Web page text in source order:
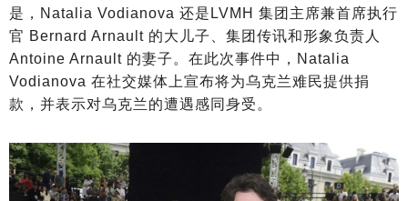
是，Natalia Vodianova 还是LVMH 集团主席兼首席执行
官 Bernard Arnault 的大儿子、集团传讯和形象负责人
Antoine Arnault 的妻子。在此次事件中，Natalia
Vodianova 在社交媒体上宣布将为乌克兰难民提供捐
款，并表示对乌克兰的遭遇感同身受。